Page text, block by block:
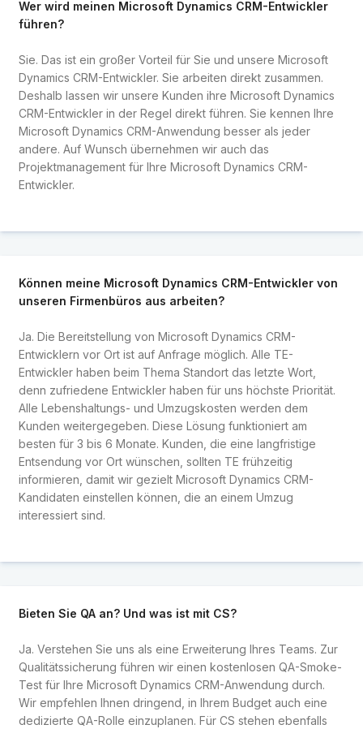
Wer wird meinen Microsoft Dynamics CRM-Entwickler
führen?
Sie. Das ist ein großer Vorteil für Sie und unsere Microsoft
Dynamics CRM-Entwickler. Sie arbeiten direkt zusammen.
Deshalb lassen wir unsere Kunden ihre Microsoft Dynamics
CRM-Entwickler in der Regel direkt führen. Sie kennen Ihre
Microsoft Dynamics CRM-Anwendung besser als jeder
andere. Auf Wunsch übernehmen wir auch das
Projektmanagement für Ihre Microsoft Dynamics CRM-
Entwickler.
Können meine Microsoft Dynamics CRM-Entwickler von
unseren Firmenbüros aus arbeiten?
Ja. Die Bereitstellung von Microsoft Dynamics CRM-
Entwicklern vor Ort ist auf Anfrage möglich. Alle TE-
Entwickler haben beim Thema Standort das letzte Wort,
denn zufriedene Entwickler haben für uns höchste Priorität.
Alle Lebenshaltungs- und Umzugskosten werden dem
Kunden weitergegeben. Diese Lösung funktioniert am
besten für 3 bis 6 Monate. Kunden, die eine langfristige
Entsendung vor Ort wünschen, sollten TE frühzeitig
informieren, damit wir gezielt Microsoft Dynamics CRM-
Kandidaten einstellen können, die an einem Umzug
interessiert sind.
Bieten Sie QA an? Und was ist mit CS?
Ja. Verstehen Sie uns als eine Erweiterung Ihres Teams. Zur
Qualitätssicherung führen wir einen kostenlosen QA-Smoke-
Test für Ihre Microsoft Dynamics CRM-Anwendung durch.
Wir empfehlen Ihnen dringend, in Ihrem Budget auch eine
dedizierte QA-Rolle einzuplanen. Für CS stehen ebenfalls